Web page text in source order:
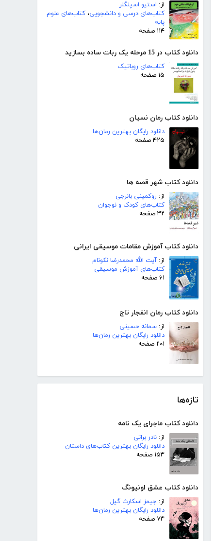
از: استیو اسپنگلر
کتاب‌های درسی و دانشجویی، کتاب‌های علوم
پایه
۱۱۴ صفحه
دانلود کتاب در 15 مرحله یک ربات ساده بسازید
کتاب‌های روباتیک
۱۵ صفحه
دانلود کتاب رمان نسیان
دانلود رایگان بهترین رمان‌ها
۴۲۵ صفحه
دانلود کتاب شهر قصه ها
از: روکمینی بانرجی
کتاب‌های کودک و نوجوان
۳۲ صفحه
دانلود کتاب آموزش مقامات موسیقی ایرانی
از: آیت الله محمدرضا نکونام
کتاب‌های آموزش موسیقی
۶۱ صفحه
دانلود کتاب رمان انفجار تاج
از: سمانه حسینی
دانلود رایگان بهترین رمان‌ها
۲۰۱ صفحه
تازه‌ها
دانلود کتاب ماجرای یک نامه
از: نادر براتی
دانلود رایگان بهترین کتاب‌های داستان
۱۵۳ صفحه
دانلود کتاب عشق اونیونگ
از: جیمز اسکارث گیل
دانلود رایگان بهترین رمان‌ها
۷۳ صفحه